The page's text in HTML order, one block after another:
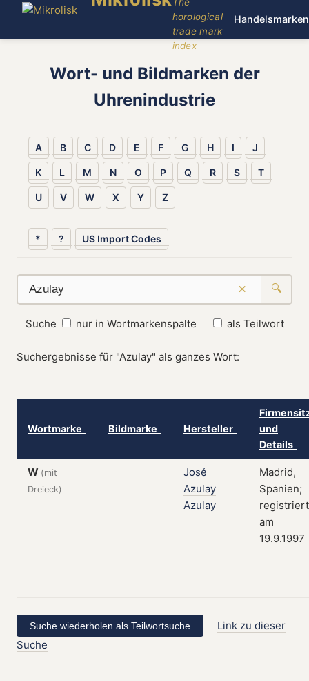
horological
trade mark
index
Handelsmarken
Wort- und Bildmarken der
Uhrenindustrie
A B C D E F G H I J
K L M N O P Q R S T
U V W X Y Z
* ? US Import Codes
× 🔍
Suche nur in Wortmarkenspalte als Teilwort
Suchergebnisse für "Azulay" als ganzes Wort:
Wortmarke Bildmarke Hersteller
und
Details
W (mit
Dreieck)
José
Azulay
Azulay
Madrid,
Spanien;
registriert
am
19.9.1997
Link zu dieser
Suche